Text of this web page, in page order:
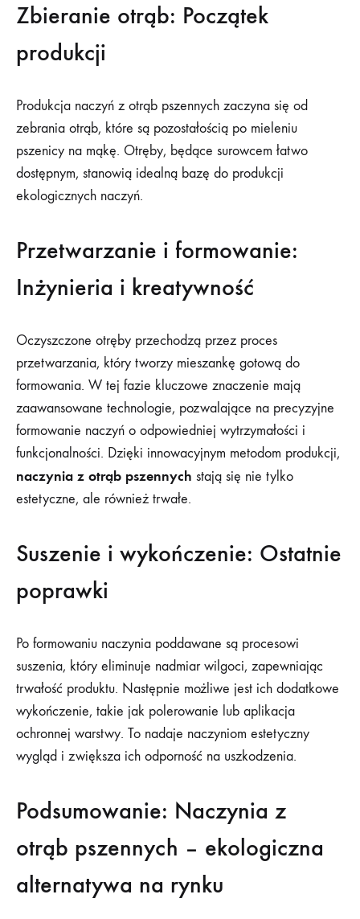
Zbieranie otrąb: Początek
produkcji
Produkcja naczyń z otrąb pszennych zaczyna się od
zebrania otrąb, które są pozostałością po mieleniu
pszenicy na mąkę. Otręby, będące surowcem łatwo
dostępnym, stanowią idealną bazę do produkcji
ekologicznych naczyń.
Przetwarzanie i formowanie:
Inżynieria i kreatywność
Oczyszczone otręby przechodzą przez proces
przetwarzania, który tworzy mieszankę gotową do
formowania. W tej fazie kluczowe znaczenie mają
zaawansowane technologie, pozwalające na precyzyjne
formowanie naczyń o odpowiedniej wytrzymałości i
funkcjonalności. Dzięki innowacyjnym metodom produkcji,
naczynia z otrąb pszennych stają się nie tylko
estetyczne, ale również trwałe.
Suszenie i wykończenie: Ostatnie
poprawki
Po formowaniu naczynia poddawane są procesowi
suszenia, który eliminuje nadmiar wilgoci, zapewniając
trwałość produktu. Następnie możliwe jest ich dodatkowe
wykończenie, takie jak polerowanie lub aplikacja
ochronnej warstwy. To nadaje naczyniom estetyczny
wygląd i zwiększa ich odporność na uszkodzenia.
Podsumowanie: Naczynia z
otrąb pszennych – ekologiczna
alternatywa na rynku